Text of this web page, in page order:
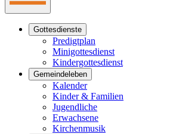
Gottesdienste
Predigtplan
Minigottesdienst
Kindergottesdienst
Gemeindeleben
Kalender
Kinder & Familien
Jugendliche
Erwachsene
Kirchenmusik